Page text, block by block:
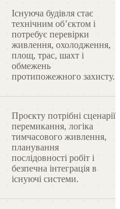
Існуюча будівля стає
технічним обʼєктом і
потребує перевірки
живлення, охолодження,
площ, трас, шахт і
обмежень
протипожежного захисту.
Проєкту потрібні сценарії
перемикання, логіка
тимчасового живлення,
планування
послідовності робіт і
безпечна інтеграція в
існуючі системи.